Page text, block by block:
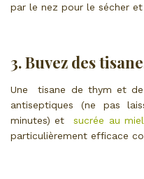
par le nez pour le sécher
3. Buvez des
Une tisane de thym et
antiseptiques (ne pas
minutes) etsucrée au miel
particulièrement efficace